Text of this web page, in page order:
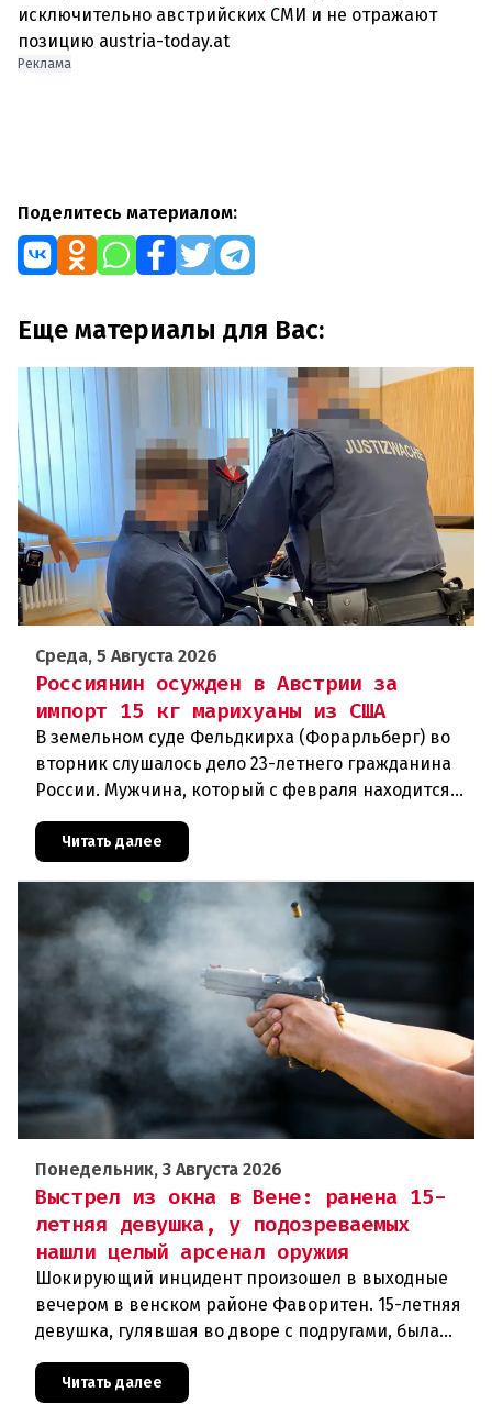
исключительно австрийских СМИ и не отражают
позицию austria-today.at
Реклама
Поделитесь материалом:
Еще материалы для Вас:
Среда, 5 Августа 2026
Россиянин осужден в Австрии за
импорт 15 кг марихуаны из США
В земельном суде Фельдкирха (Форарльберг) во
вторник слушалось дело 23-летнего гражданина
России. Мужчина, который с февраля находится
под стражей, обвинялся в том, что на протяжении
полугода организо
Читать далее
Понедельник, 3 Августа 2026
Выстрел из окна в Вене: ранена 15-
летняя девушка, у подозреваемых
нашли целый арсенал оружия
Шокирующий инцидент произошел в выходные
вечером в венском районе Фаворитен. 15-летняя
девушка, гулявшая во дворе с подругами, была
ранена выстрелом из пневматического оружия.
Полиция задержала двух п
Читать далее